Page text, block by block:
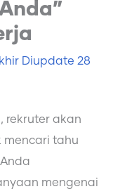
Diupdate 28
rekruter akan
mencari tahu
mengenai